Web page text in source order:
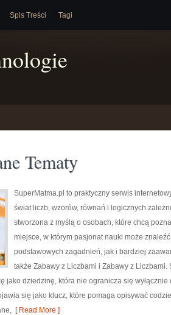
Spis Treści Tagi
Tematy
SuperMatma.pl to praktyczny serwis
świat liczb, wzorów, równań i logicznych
stworzona z myślą o osobach, które chcą
miejsce, w którym pasjonat nauki może
podstawowych zagadnień, jak i bardziej
także Zabawy z Liczbami i Zabawy z
jako dziedzinę, która nie ogranicza się
się jako klucz, które pomaga opisywać
[ Read More ]